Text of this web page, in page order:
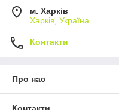
м. Харків
Харків, Україна
Контакти
Про нас